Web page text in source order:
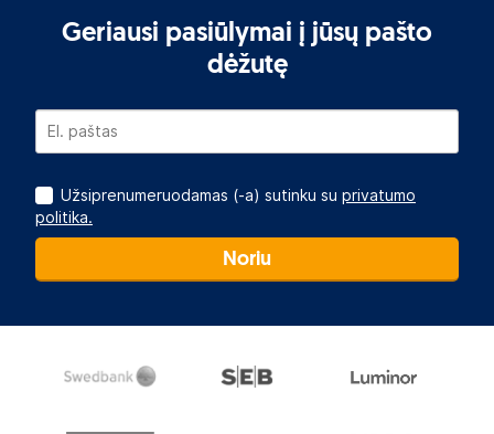
Geriausi pasiūlymai į jūsų pašto
dėžutę
Užsiprenumeruodamas (-a) sutinku su privatumo
politika.
Noriu